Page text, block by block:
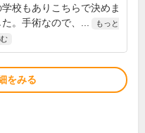
学校もありこちらで決めま
た。手術なので、...
もっと
をみる